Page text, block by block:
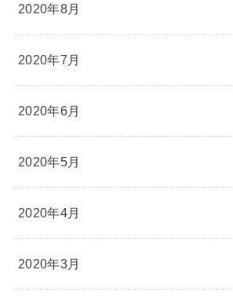
2020年8月
2020年7月
2020年6月
2020年5月
2020年4月
2020年3月